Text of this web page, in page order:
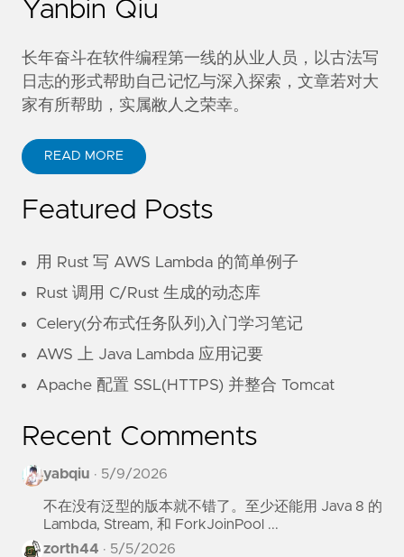
Yanbin Qiu
长年奋斗在软件编程第一线的从业人员，以古法写
日志的形式帮助自己记忆与深入探索，文章若对大
家有所帮助，实属敝人之荣幸。
READ MORE
Featured Posts
用 Rust 写 AWS Lambda 的简单例子
Rust 调用 C/Rust 生成的动态库
Celery(分布式任务队列)入门学习笔记
AWS 上 Java Lambda 应用记要
Apache 配置 SSL(HTTPS) 并整合 Tomcat
Recent Comments
yabqiu · 5/9/2026
不在没有泛型的版本就不错了。至少还能用 Java 8 的
Lambda, Stream, 和 ForkJoinPool ...
zorth44 · 5/5/2026